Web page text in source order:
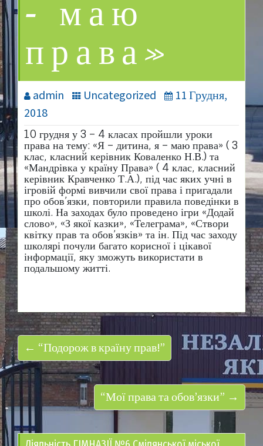
– маю
права»
admin Uncategorized
11 Грудня,
2018
10 грудня у 3 – 4 класах пройшли уроки
права на тему: «Я – дитина, я – маю права» ( 3
клас, класний керівник Коваленко Н.В.) та
«Мандрівка у країну Права» ( 4 клас, класний
керівник Кравченко Т.А.), під час яких учні в
ігровій формі вивчили свої права і пригадали
про обов’язки, повторили правила поведінки в
школі. На заходах було проведено ігри «Додай
слово», «З якої казки», «Телеграма», «Створи
квітку прав та обов’язків» та ін. Під час заходу
школярі почули багато корисної і цікавої
інформації, яку зможуть використати в
подальшому житті.
← “Подорож в країну прав!”
“Мої права та обов’язки” →